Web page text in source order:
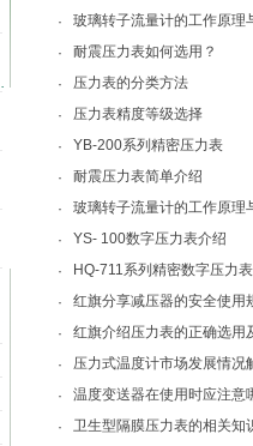
·
玻璃转子流量计的工作原理
·
耐震压力表如何选用？
·
压力表的分类方法
·
压力表精度等级选择
·
YB-200系列精密压力表
·
耐震压力表简单介绍
·
玻璃转子流量计的工作原理
·
YS- 100数字压力表介绍
·
HQ-711系列精密数字压力
·
红旗分享减压器的安全使用
·
红旗介绍压力表的正确选用
·
压力式温度计市场发展情况
·
温度变送器在使用时应注意
·
卫生型隔膜压力表的相关知